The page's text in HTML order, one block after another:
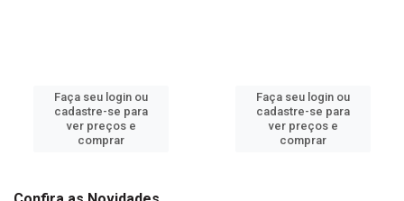
Faça seu login ou
cadastre-se para
ver preços e
comprar
Faça seu login ou
cadastre-se para
ver preços e
comprar